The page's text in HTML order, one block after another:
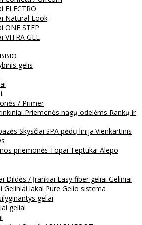
ELECTRO
Natural Look
ONE STEP
VITRA GEL
gelis
/ Primer
Priemonės nagų odelėms Rankų ir
Skysčiai SPA pėdų linija Vienkartinis
priemonės Topai Teptukai Alepo
Dildės / Įrankiai Easy fiber geliai Geliniai
Geliniai lakai Pure Gelio sistema
geliai
geliai